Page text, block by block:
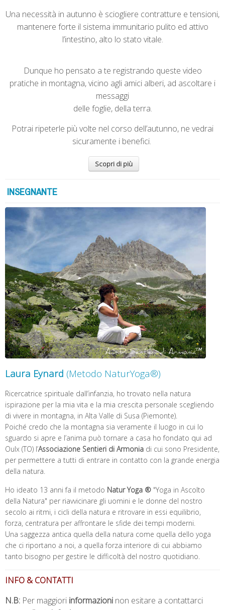
Una necessità in autunno è sciogliere contratture e tensioni,
mantenere forte il sistema immunitario pulito ed attivo
l’intestino, alto lo stato vitale.
Dunque ho pensato a te registrando queste video
pratiche in montagna, vicino agli amici alberi, ad ascoltare i
messaggi
delle foglie, della terra.
Potrai ripeterle più volte nel corso dell’autunno, ne vedrai
sicuramente i benefici.
Scopri di più
INSEGNANTE
Laura Eynard (Metodo NaturYoga®)
Ricercatrice spirituale dall’infanzia, ho trovato nella natura
ispirazione per la mia vita e la mia crescita personale scegliendo
di vivere in montagna, in Alta Valle di Susa (Piemonte).
Poiché credo che la montagna sia veramente il luogo in cui lo
sguardo si apre e l’anima può tornare a casa ho fondato qui ad
Oulx (TO) l’Associazione Sentieri di Armonia di cui sono Presidente,
per permettere a tutti di entrare in contatto con la grande energia
della natura.
Ho ideato 13 anni fa il metodo Natur Yoga ® "Yoga in Ascolto
della Natura" per riavvicinare gli uomini e le donne del nostro
secolo ai ritmi, i cicli della natura e ritrovare in essi equilibrio,
forza, centratura per affrontare le sfide dei tempi moderni.
Una saggezza antica quella della natura come quella dello yoga
che ci riportano a noi, a quella forza interiore di cui abbiamo
tanto bisogno per gestire le difficoltà del nostro quotidiano.
INFO & CONTATTI
N.B: Per maggiori informazioni non esitare a contattarci